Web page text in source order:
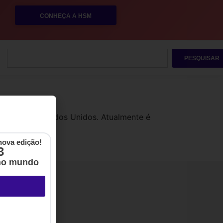
CONHEÇA A HSM
PESQUISAR
Estados Unidos. Atualmente é
edição!
mundo